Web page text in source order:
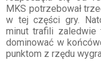
MKS potrzebował
w tej części gry.
minut trafili zaledwie
dominować w
punktom z rzędu